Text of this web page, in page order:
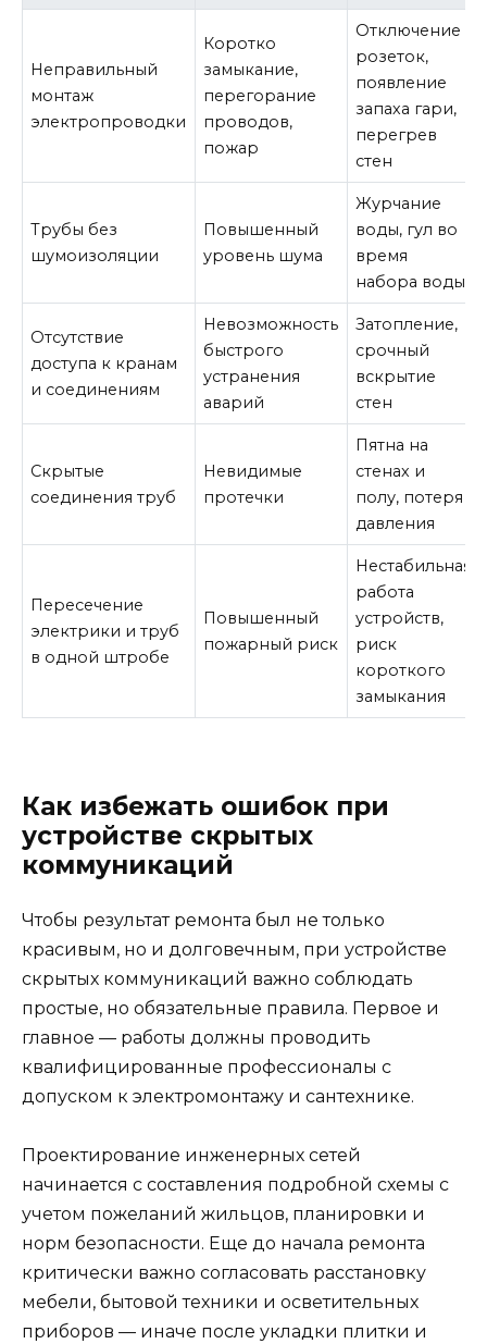
Неправильный
монтаж
электропроводки
Коротко
замыкание,
перегорание
проводов,
пожар
Отключение
розеток,
появление
запаха гари,
перегрев
стен
Трубы без
шумоизоляции
Повышенный
уровень шума
Журчание
воды, гул во
время
набора воды
Отсутствие
доступа к кранам
и соединениям
Невозможность
быстрого
устранения
аварий
Затопление,
срочный
вскрытие
стен
Скрытые
соединения труб
Невидимые
протечки
Пятна на
стенах и
полу, потеря
давления
Пересечение
электрики и труб
в одной штробе
Повышенный
пожарный риск
Нестабильная
работа
устройств,
риск
короткого
замыкания
Как избежать ошибок при
устройстве скрытых
коммуникаций
Чтобы результат ремонта был не только
красивым, но и долговечным, при устройстве
скрытых коммуникаций важно соблюдать
простые, но обязательные правила. Первое и
главное — работы должны проводить
квалифицированные профессионалы с
допуском к электромонтажу и сантехнике.
Проектирование инженерных сетей
начинается с составления подробной схемы с
учетом пожеланий жильцов, планировки и
норм безопасности. Еще до начала ремонта
критически важно согласовать расстановку
мебели, бытовой техники и осветительных
приборов — иначе после укладки плитки и